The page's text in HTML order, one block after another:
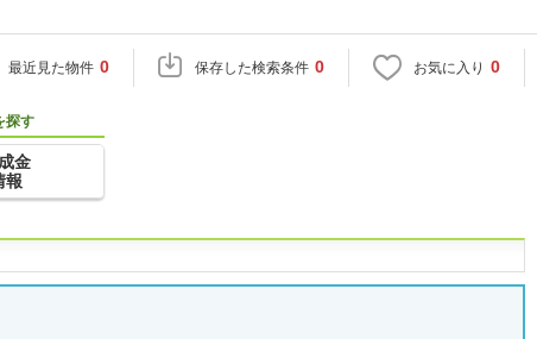
最近見た物件 0 保存した検索条件 0 お気に入り 0
探す
金
報